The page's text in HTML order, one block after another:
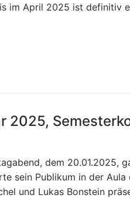
im April 2025 ist definitiv
2025,
dem 20.01.2025,
sein Publikum in der
und Lukas Bonstein